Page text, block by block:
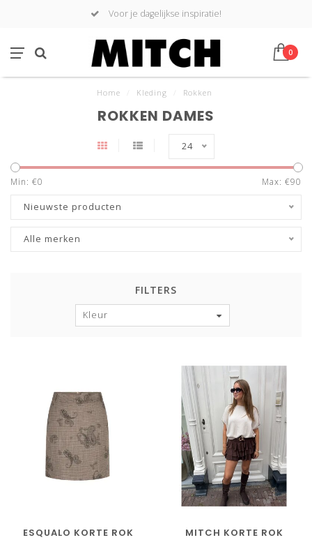
Voor je dagelijkse inspiratie!
0
Home Kleding Rokken
ROKKEN DAMES
24
Min: €0 Max: €90
Nieuwste producten
Alle merken
FILTERS
Kleur
ESQUALO KORTE ROK
MITCH KORTE ROK